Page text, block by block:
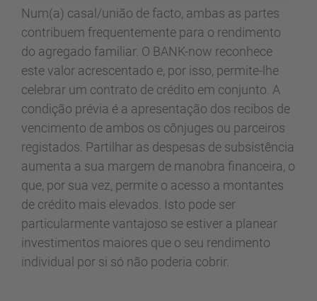
Num(a) casal/união de facto, ambas as partes
contribuem frequentemente para o rendimento
do agregado familiar. O BANK-now reconhece
este valor acrescentado e, por isso, permite-lhe
celebrar um contrato de crédito em conjunto. A
condição prévia é a apresentação dos recibos de
vencimento de ambos os cônjuges ou parceiros
registados. Partilhar as despesas de subsistência
aumenta a sua margem de manobra financeira, o
que, por sua vez, permite o acesso a montantes
de crédito mais elevados. Isto pode ser
particularmente vantajoso se estiver a planear
investimentos maiores que o seu rendimento
individual por si só não poderia cobrir.